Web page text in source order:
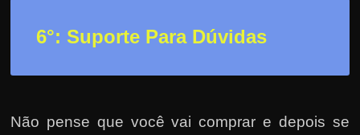
6°: Suporte Para Dúvidas
Não pense que você vai comprar e depois se